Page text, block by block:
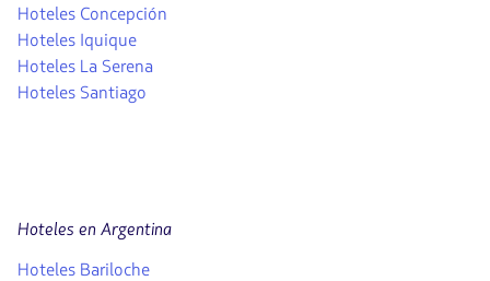
Hoteles Concepción
Hoteles Iquique
Hoteles La Serena
Hoteles Santiago
Hoteles en Argentina
Hoteles Bariloche